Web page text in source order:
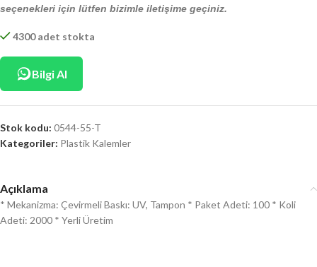
seçenekleri için lütfen bizimle iletişime geçiniz.
4300 adet stokta
Bilgi Al
Stok kodu: 0544-55-T
Kategoriler: Plastik Kalemler
Açıklama
* Mekanizma: Çevirmeli Baskı: UV, Tampon * Paket Adeti: 100 * Koli
Adeti: 2000 * Yerli Üretim